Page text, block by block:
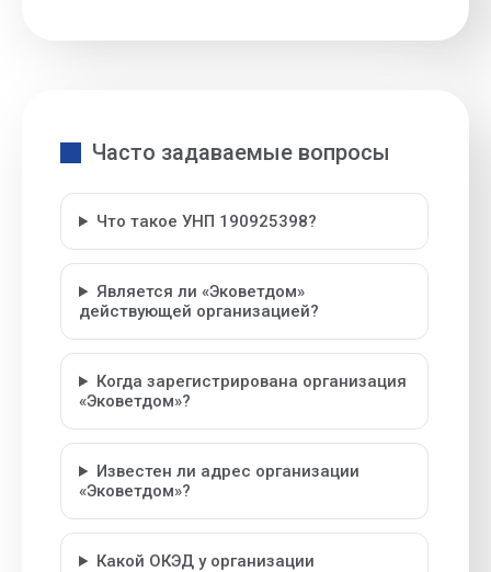
Часто задаваемые вопросы
Что такое УНП 190925398?
Является ли «Эковетдом»
действующей организацией?
Когда зарегистрирована организация
«Эковетдом»?
Известен ли адрес организации
«Эковетдом»?
Какой ОКЭД у организации